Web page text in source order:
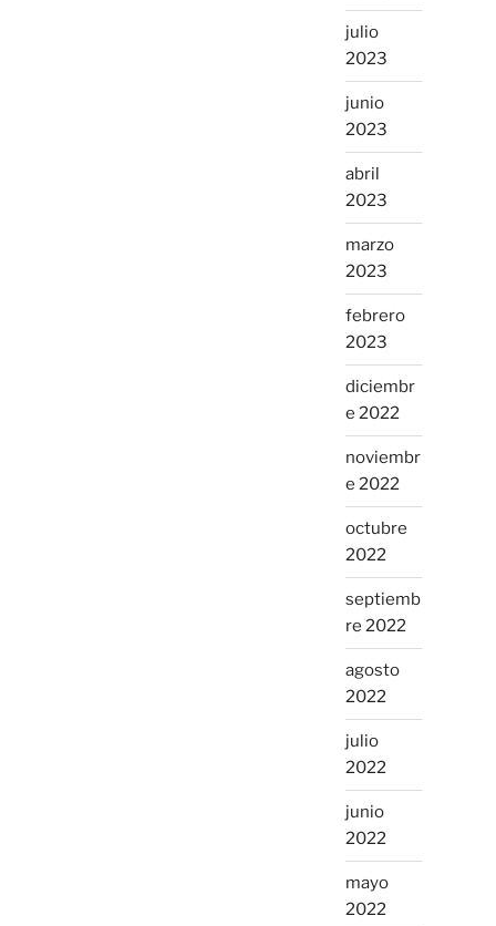
julio
2023
junio
2023
abril
2023
marzo
2023
febrero
2023
diciembr
e 2022
noviembr
e 2022
octubre
2022
septiemb
re 2022
agosto
2022
julio
2022
junio
2022
mayo
2022